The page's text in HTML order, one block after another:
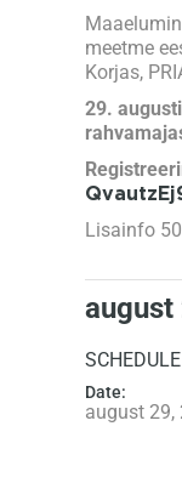
meetme
Korjas,
29.
Lisainfo
august
SCHEDULE
Date:
august 29,